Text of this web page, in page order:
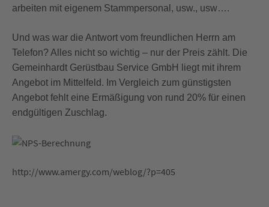
arbeiten mit eigenem Stammpersonal, usw., usw….
Und was war die Antwort vom freundlichen Herrn am
Telefon? Alles nicht so wichtig – nur der Preis zählt. Die
Gemeinhardt Gerüstbau Service GmbH liegt mit ihrem
Angebot im Mittelfeld. Im Vergleich zum günstigsten
Angebot fehlt eine Ermäßigung von rund 20% für einen
endgültigen Zuschlag.
http://www.amergy.com/weblog/?p=405